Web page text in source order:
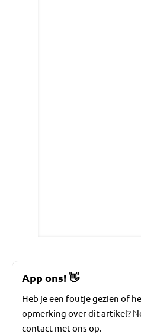
App ons!👋
Heb je een foutje gezien of
opmerking over dit artikel?
contact met ons op.